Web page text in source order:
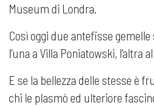
Museum di Londra.
Così oggi due antefisse
l’una a Villa Poniatowski, l’altra
E se la bellezza delle stesse è
chi le plasmò ed ulteriore